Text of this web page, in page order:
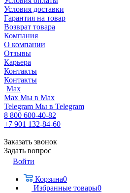
Условия доставки
Гарантия на товар
Возврат товара
Компания
О компании
Отзывы
Карьера
Контакты
Контакты
Max
Max Мы в Max
Telegram Мы в Telegram
8 800 600-40-82
+7 901 132-84-60
Заказать звонок
Задать вопрос
Войти
Корзина0
Избранные товары0